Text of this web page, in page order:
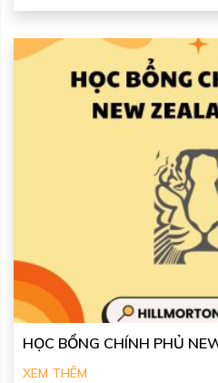
HỌC BỔNG CHÍNH PHỦ
XEM THÊM